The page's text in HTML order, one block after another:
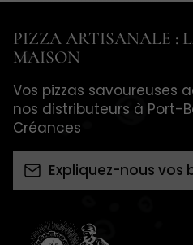
PIZZA ARTISANALE :
MAISON
Vos pizzas savoureuses
nos distributeurs à Port-
Créances
Expliquez-nous vos